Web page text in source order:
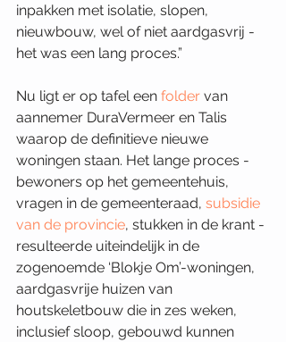
inpakken met isolatie, slopen,
nieuwbouw, wel of niet aardgasvrij -
het was een lang proces.”
Nu ligt er op tafel een folder van
aannemer DuraVermeer en Talis
waarop de definitieve nieuwe
woningen staan. Het lange proces -
bewoners op het gemeentehuis,
vragen in de gemeenteraad, subsidie
van de provincie, stukken in de krant -
resulteerde uiteindelijk in de
zogenoemde ‘Blokje Om’-woningen,
aardgasvrije huizen van
houtskeletbouw die in zes weken,
inclusief sloop, gebouwd kunnen